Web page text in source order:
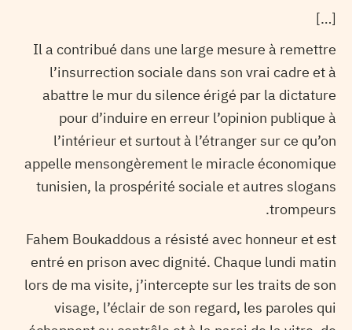
[…]
Il a contribué dans une large mesure à remettre
l’insurrection sociale dans son vrai cadre et à
abattre le mur du silence érigé par la dictature
pour d’induire en erreur l’opinion publique à
l’intérieur et surtout à l’étranger sur ce qu’on
appelle mensongèrement le miracle économique
tunisien, la prospérité sociale et autres slogans
trompeurs.
Fahem Boukaddous a résisté avec honneur et est
entré en prison avec dignité. Chaque lundi matin
lors de ma visite, j’intercepte sur les traits de son
visage, l’éclair de son regard, les paroles qui